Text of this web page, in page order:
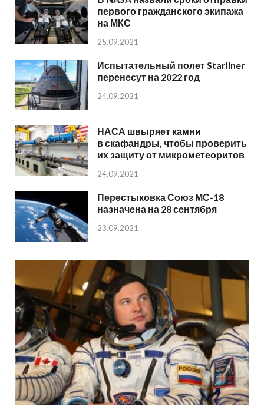
первого гражданского экипажа
на МКС
25.09.2021
Испытательный полет Starliner
перенесут на 2022 год
24.09.2021
НАСА швыряет камни
в скафандры, чтобы проверить
их защиту от микрометеоритов
24.09.2021
Перестыковка Союз МС-18
назначена на 28 сентября
23.09.2021